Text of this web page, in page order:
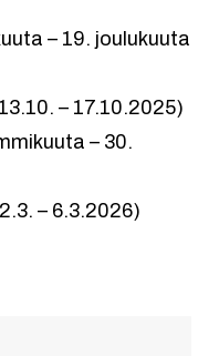
– 19. joulukuuta
– 17.10.2025)
– 30.
– 6.3.2026)